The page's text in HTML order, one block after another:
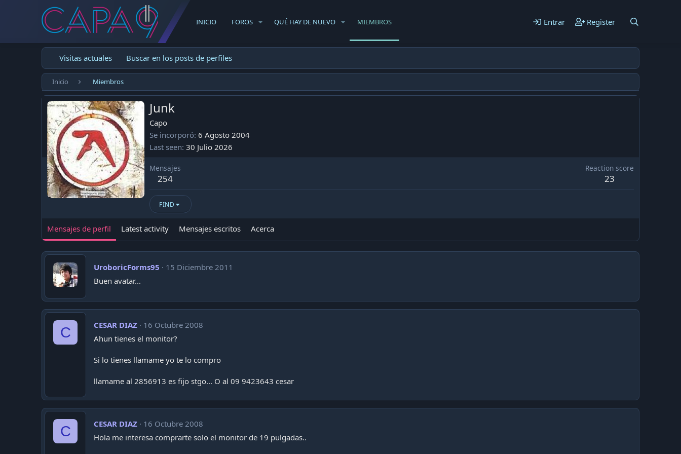
INICIO FOROS QUÉ HAY DE NUEVO MIEMBROS Entrar Register
Visitas actuales Buscar en los posts de perfiles
Inicio Miembros
Junk
Capo
Se incorporó 6 Agosto 2004
Last seen 30 Julio 2026
Mensajes
254
Reaction score
23
FIND
Mensajes de perfil Latest activity Mensajes escritos Acerca
UroboricForms95
15 Diciembre 2011
Buen avatar...
C CESAR DIAZ
16 Octubre 2008
Ahun tienes el monitor?
Si lo tienes llamame yo te lo compro
llamame al 2856913 es fijo stgo... O al 09 9423643 cesar
C CESAR DIAZ
16 Octubre 2008
Hola me interesa comprarte solo el monitor de 19 pulgadas..